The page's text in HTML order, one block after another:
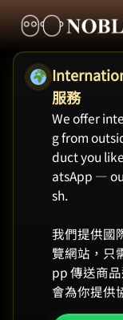
服務
We offer
g from
duct you
atsApp —
sh.
我們提供國
覽網站，只
pp 傳送商
會為你提供